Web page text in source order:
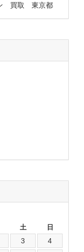
買取 東京都
土 日
3
4